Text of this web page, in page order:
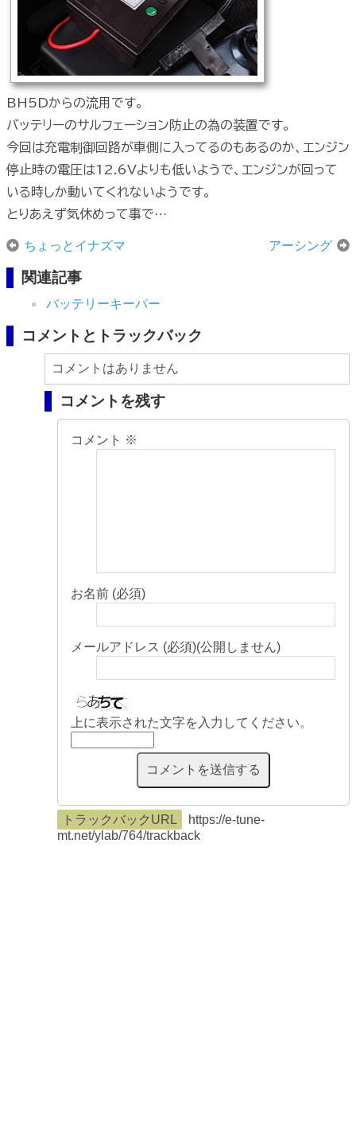
BH5Dからの流用です。
バッテリーのサルフェーション防止の為の装置です。
今回は充電制御回路が車側に入ってるのもあるのか、エンジン
停止時の電圧は12.6Vよりも低いようで、エンジンが回って
いる時しか動いてくれないようです。
とりあえず気休めって事で…
ちょっとイナズマ アーシング
関連記事
バッテリーキーパー
コメントとトラックバック
コメントはありません
コメントを残す
コメント ※
お名前 (必須)
メールアドレス (必須)(公開しません)
上に表示された文字を入力してください。
トラックバックURL
https://e-tune-
mt.net/ylab/764/trackback